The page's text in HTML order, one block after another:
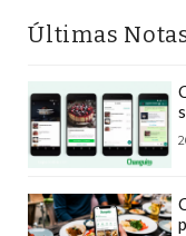
VS
PLATAFORMAS
DE
VENTA
WHATSAPP
Últimas